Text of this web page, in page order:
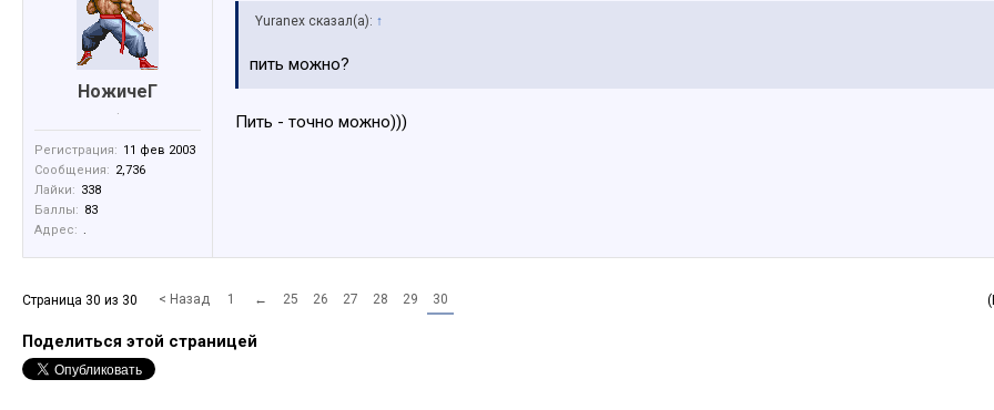
НожичеГ
.
Регистрация: 11 фев 2003
Сообщения: 2,736
Лайки: 338
Баллы: 83
Адрес: .
Yuranex сказал(а): ↑
пить можно?
Пить - точно можно)))
Страница 30 из 30 < Назад 1 ← 25 26 27 28 29 30
Поделиться этой страницей